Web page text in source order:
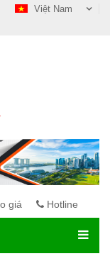
Việt Nam
giá Hotline